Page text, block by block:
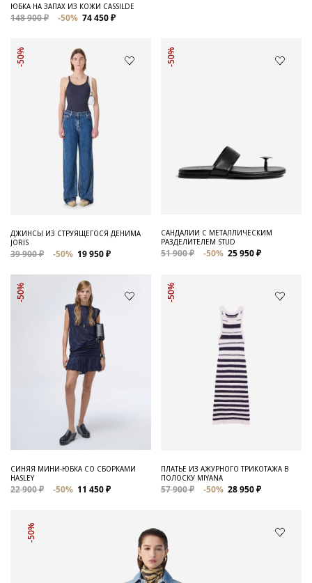
ЮБКА НА ЗАПАХ ИЗ КОЖИ CASSILDE
148 900 ₽ -50% 74 450 ₽
-50%
ДЖИНСЫ ИЗ СТРУЯЩЕГОСЯ ДЕНИМА
JORIS
39 900 ₽ -50% 19 950 ₽
-50%
САНДАЛИИ С МЕТАЛЛИЧЕСКИМ
РАЗДЕЛИТЕЛЕМ STUD
51 900 ₽ -50% 25 950 ₽
-50%
СИНЯЯ МИНИ-ЮБКА СО СБОРКАМИ
HASLEY
22 900 ₽ -50% 11 450 ₽
-50%
ПЛАТЬЕ ИЗ АЖУРНОГО ТРИКОТАЖА В
ПОЛОСКУ MIYANA
57 900 ₽ -50% 28 950 ₽
-50%